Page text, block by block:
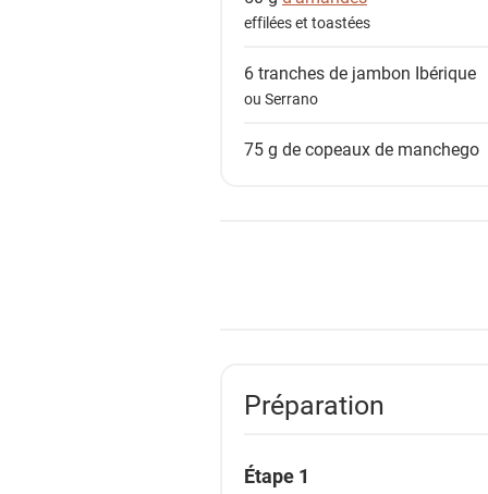
effilées et toastées
6 tranches de jambon Ibérique
ou Serrano
75 g de copeaux de manchego
Préparation
Étape 1